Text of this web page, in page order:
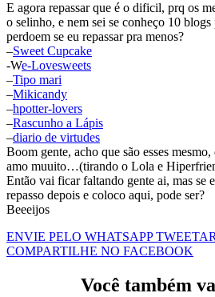
E agora repassar que é o dificil, prq os
o selinho, e nem sei se conheço 10 blogs
perdoem se eu repassar pra menos?
–Sweet Cupcake
-We-Lovesweets
–Tipo mari
–Mikicandy
–hpotter-lovers
–Rascunho a Lápis
–diario de virtudes
Boom gente, acho que são esses
amo muuito…(tirando o Lola e
Então vai ficar faltando gente ai, mas se
repasso depois e coloco aqui, pode ser?
Beeeijos
ENVIE PELO WHATSAPP
COMPARTILHE NO FACEBOOK
Você também